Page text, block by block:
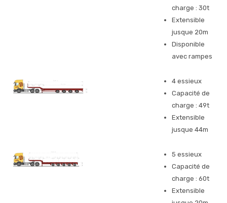
charge : 30t
Extensible
jusque 20m
Disponible
avec rampes
4 essieux
Capacité de
charge : 49t
Extensible
jusque 44m
5 essieux
Capacité de
charge : 60t
Extensible